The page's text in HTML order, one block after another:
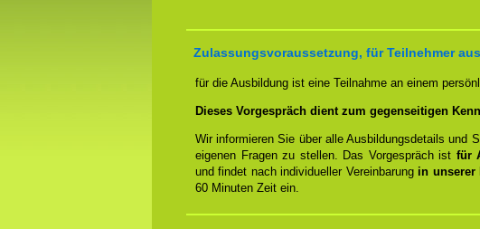
Zulassungsvoraussetzung, für Teilnehmer
für die Ausbildung ist eine Teilnahme an einem
Dieses Vorgespräch dient zum gegenseitigen
Wir informieren Sie über alle Ausbildungsdetails und
eigenen Fragen zu stellen. Das Vorgespräch ist für
und findet nach individueller Vereinbarung in unserer
60 Minuten Zeit ein.